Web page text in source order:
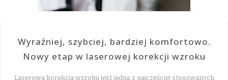
Wyraźniej, szybciej, bardziej komfortowo.
Nowy etap w laserowej korekcji wzroku
Laserowa korekcja wzroku jest jedną z najczęściej stosowanych